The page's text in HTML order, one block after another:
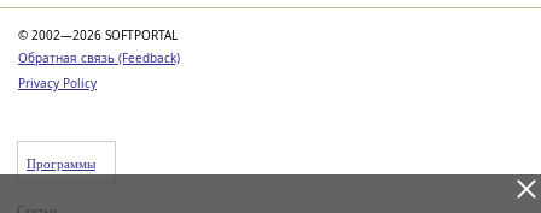
© 2002—2026 SOFTPORTAL
Обратная связь (Feedback)
Privacy Policy
Программы